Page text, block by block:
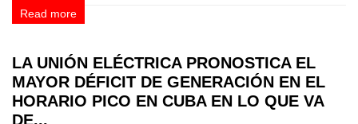
Read more
LA UNIÓN ELÉCTRICA PRONOSTICA EL
MAYOR DÉFICIT DE GENERACIÓN EN EL
HORARIO PICO EN CUBA EN LO QUE VA
DE...